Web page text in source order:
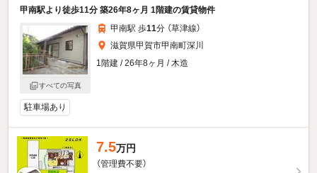
甲南駅より徒歩11分 築26年8ヶ月 1階建の賃貸物件
すべての写真
甲南駅 歩11分 （草津線）
滋賀県甲賀市甲南町深川
1階建 / 26年8ヶ月 / 木造
駐車場あり
7.5万円
（管理費不要）